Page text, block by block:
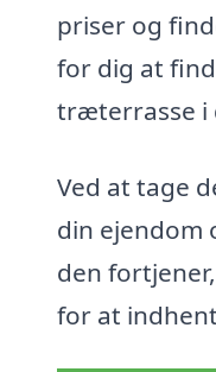
priser og
for dig at
træterrasse i
Ved at tage
din ejendom
den
for at